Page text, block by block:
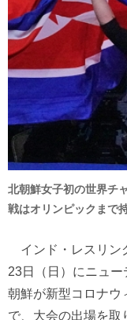
北朝鮮女子初の世界チ
戦はオリンピックまで
インド・レスリン
23日（日）にニュ
朝鮮が新型コロナウ
で、大会の出場を取